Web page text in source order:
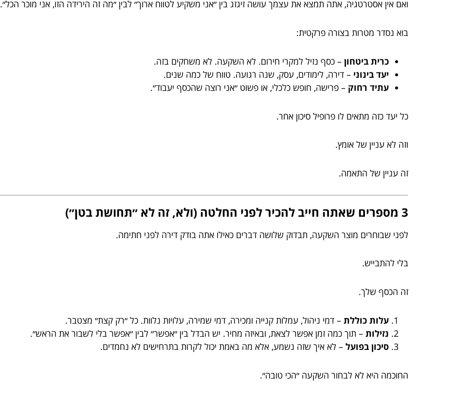
ואם אין אסטרטגיה, אתה תמצא את עצמך עושה זיגזג בין ״אני משקיע לטווח ארוך״ לבין ״מה זה הירידה הזו, אני מוכר הכל״.
בוא נסדר מטרות בצורה פרקטית:
כרית ביטחון – כסף נזיל למקרי חירום. לא השקעה. לא משחקים בזה.
יעד בינוני – דירה, לימודים, עסק, שנה רגועה. טווח של כמה שנים.
עתיד רחוק – פרישה, חופש כלכלי, או פשוט ״אני רוצה שהכסף יעבוד״.
כל יעד כזה מתאים לו פרופיל סיכון אחר.
וזה לא עניין של אומץ.
זה עניין של התאמה.
3 מספרים שאתה חייב להכיר לפני החלטה (ולא, זה לא ״תחושת בטן״)
לפני שבוחרים מוצר השקעה, תבדוק שלושה דברים כאילו אתה בודק דירה לפני חתימה.
בלי להתבייש.
זה הכסף שלך.
עלות כוללת – דמי ניהול, עמלות קנייה ומכירה, דמי שמירה, עלויות נלוות. כל ״רק קצת״ מצטבר.
נזילות – תוך כמה זמן אפשר לצאת, ובאיזה מחיר. יש הבדל בין ״אפשר״ לבין ״אפשר בלי לשבור את הראש״.
סיכון בפועל – לא איך שזה נשמע, אלא מה באמת יכול לקרות בתרחישים לא נחמדים.
החוכמה היא לא לבחור השקעה ״הכי טובה״.